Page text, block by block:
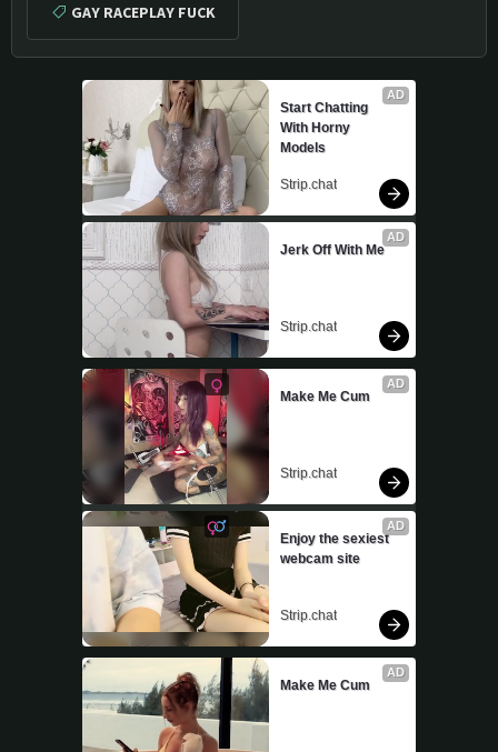
GAY RACEPLAY FUCK
AD
Start Chatting
With Horny
Models
Strip.chat
AD
Jerk Off With Me
Strip.chat
AD
Make Me Cum
Strip.chat
AD
Enjoy the sexiest
webcam site
Strip.chat
AD
Make Me Cum